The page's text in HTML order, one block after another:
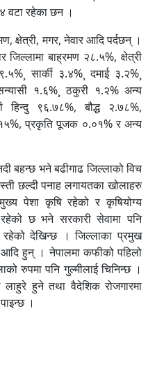
वटा रहेका छन ।
क्षेत्री, मगर, नेवार आदि पर्दछन् ।
बाह्रमण २८.५%, क्षेत्री
सार्की ३.४%¸ दमाई ३.२%¸
१.६%¸ ठकुरी १.२% अन्य
९६.७८%, बौद्ध २.७८%,
प्रकृति पूजक ०.०१% र अन्य
बहन्छ भने बढीगाढ जिल्लाको विच
छल्दी पनाह लगायतका खोलाहरु
पेशा कृषि रहेको र कृषियोग्य
छ भने सरकारी सेवामा पनि
रहेको देखिन्छ । जिल्लाका प्रमुख
हुन् । नेपालमा कफीको पहिलो
रुपमा पनि गुल्मीलाई चिनिन्छ ।
लाहुरे हुने तथा वैदेशिक रोजगारमा
।